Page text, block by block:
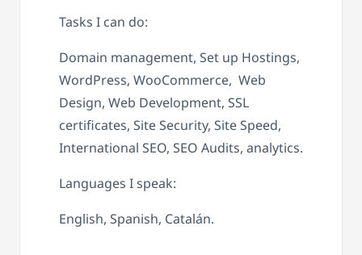
Tasks I can do:
Domain management, Set up Hostings,
WordPress, WooCommerce, Web
Design, Web Development, SSL
certificates, Site Security, Site Speed,
International SEO, SEO Audits, analytics.
Languages I speak:
English, Spanish, Catalán.